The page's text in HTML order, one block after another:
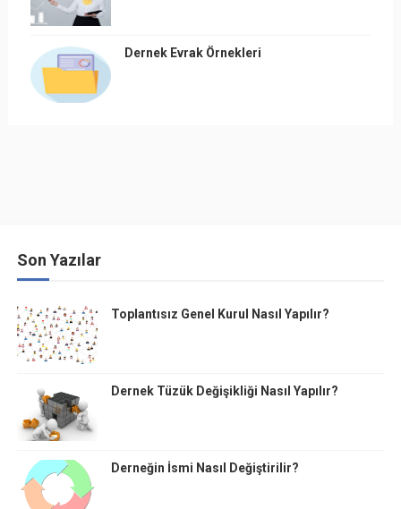
Dernek Evrak Örnekleri
Son Yazılar
Toplantısız Genel Kurul Nasıl Yapılır?
Dernek Tüzük Değişikliği Nasıl Yapılır?
Derneğin İsmi Nasıl Değiştirilir?